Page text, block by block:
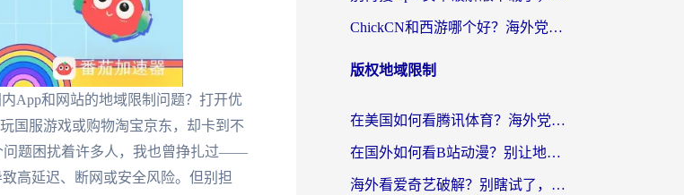
App和网站的地域限制问题？打开优
国服游戏或购物淘宝京东，却卡到不
问题困扰着许多人，我也曾挣扎过——
高延迟、断网或安全风险。但别担
ChickCN和西游哪个好？海外党2026亲测回国加速器选择指南（附expressvpn中国对比）
版权地域限制
在美国如何看腾讯体育？海外党解锁NBA欧洲杯直播的终极攻略
在国外如何看B站动漫？别让地区限制打断你的追番节奏
海外看爱奇艺破解？别瞎试了，这才是留学生华人追剧看球的正确打开方式